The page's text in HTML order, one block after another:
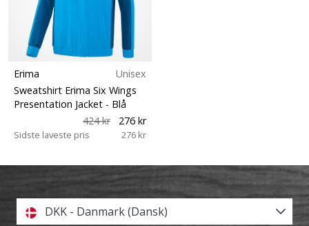
Erima
Unisex
Sweatshirt Erima Six Wings
Presentation Jacket - Blå
424 kr
276 kr
Sidste laveste pris 276 kr
DKK - Danmark (Dansk)